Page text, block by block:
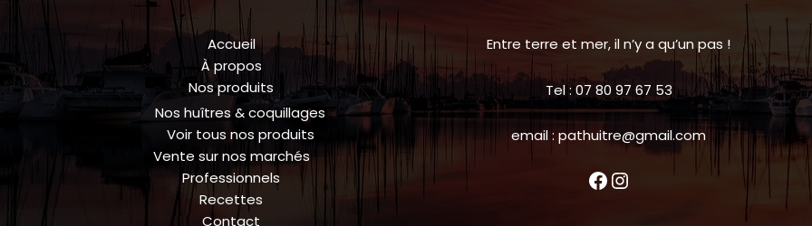
Accueil
À propos
Nos produits
Nos huîtres & coquillages
Voir tous nos produits
Vente sur nos marchés
Professionnels
Recettes
Contact
Entre terre et mer, il n’y a qu’un pas !
Tel : 07 80 97 67 53
email : pathuitre@gmail.com
Facebook
Instagram